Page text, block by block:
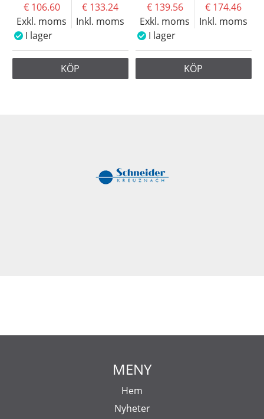
Exkl. moms
106.60
Inkl. moms
133.24
I lager
KÖP
Exkl. moms
139.56
Inkl. moms
174.46
I lager
KÖP
MENY
Hem
Nyheter